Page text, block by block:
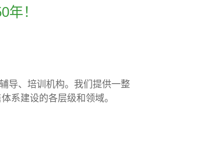
！
导、培训机构。我们提供一整
系建设的各层级和领域。